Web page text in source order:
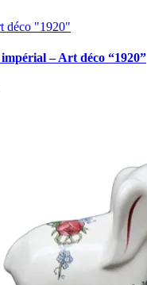
déco "1920"
– Art déco “1920”